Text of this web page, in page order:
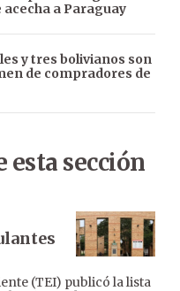
a Paraguay
y tres bolivianos son
de compradores de
esta sección
(TEI) publicó la lista